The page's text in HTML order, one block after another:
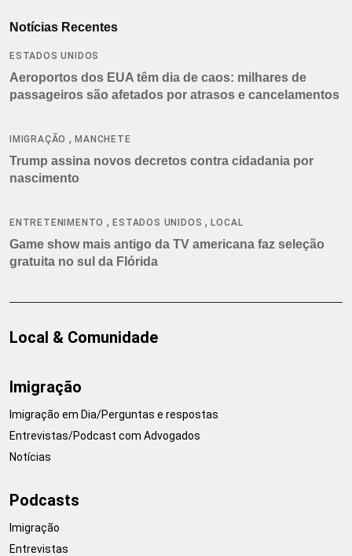
Notícias Recentes
ESTADOS UNIDOS
Aeroportos dos EUA têm dia de caos: milhares de
passageiros são afetados por atrasos e cancelamentos
IMIGRAÇÃO ,MANCHETE
Trump assina novos decretos contra cidadania por
nascimento
ENTRETENIMENTO ,ESTADOS UNIDOS ,LOCAL
Game show mais antigo da TV americana faz seleção
gratuita no sul da Flórida
Local & Comunidade
Imigração
Imigração em Dia/Perguntas e respostas
Entrevistas/Podcast com Advogados
Notícias
Podcasts
Imigração
Entrevistas